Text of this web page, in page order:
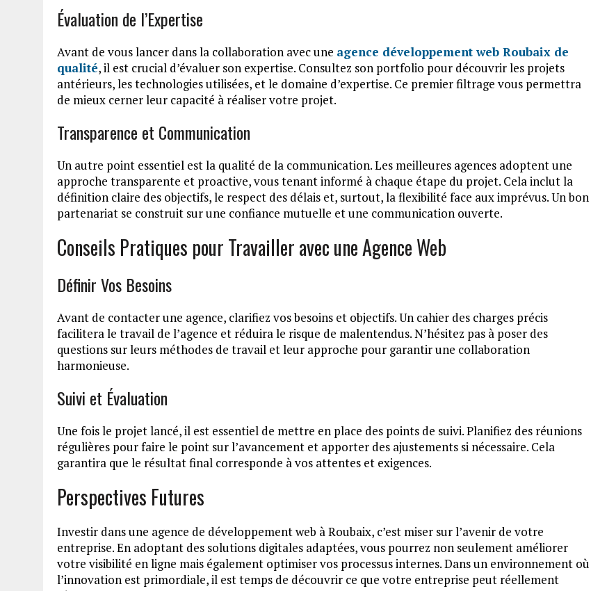
Évaluation de l’Expertise
Avant de vous lancer dans la collaboration avec une agence développement web Roubaix de
qualité, il est crucial d’évaluer son expertise. Consultez son portfolio pour découvrir les projets
antérieurs, les technologies utilisées, et le domaine d’expertise. Ce premier filtrage vous permettra
de mieux cerner leur capacité à réaliser votre projet.
Transparence et Communication
Un autre point essentiel est la qualité de la communication. Les meilleures agences adoptent une
approche transparente et proactive, vous tenant informé à chaque étape du projet. Cela inclut la
définition claire des objectifs, le respect des délais et, surtout, la flexibilité face aux imprévus. Un bon
partenariat se construit sur une confiance mutuelle et une communication ouverte.
Conseils Pratiques pour Travailler avec une Agence Web
Définir Vos Besoins
Avant de contacter une agence, clarifiez vos besoins et objectifs. Un cahier des charges précis
facilitera le travail de l’agence et réduira le risque de malentendus. N’hésitez pas à poser des
questions sur leurs méthodes de travail et leur approche pour garantir une collaboration
harmonieuse.
Suivi et Évaluation
Une fois le projet lancé, il est essentiel de mettre en place des points de suivi. Planifiez des réunions
régulières pour faire le point sur l’avancement et apporter des ajustements si nécessaire. Cela
garantira que le résultat final corresponde à vos attentes et exigences.
Perspectives Futures
Investir dans une agence de développement web à Roubaix, c’est miser sur l’avenir de votre
entreprise. En adoptant des solutions digitales adaptées, vous pourrez non seulement améliorer
votre visibilité en ligne mais également optimiser vos processus internes. Dans un environnement où
l’innovation est primordiale, il est temps de découvrir ce que votre entreprise peut réellement